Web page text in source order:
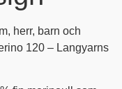
herr, barn och
120 – Langyarns